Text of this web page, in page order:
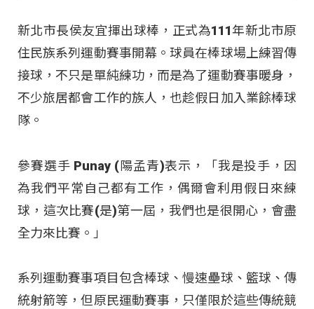
新北市長侯友宜揮出球棒，正式為111年新北市原
住民族系列運動賽事開幕。球員在棒球場上練習傳
接球，不只是單純練功，而是為了運動賽事暖身，
不少旅居都會工作的族人，也趁假日加入業餘棒球
隊。
參賽選手 Punay (陽孟青)表示，「我是投手，因
為我們平常自己都有工作，偶爾會利用假日來練
球，這次比賽(是)第一屆，我們也是很開心，會盡
全力來比賽。」
系列運動賽事項目包含棒球、慢速壘球、籃球、傳
統射箭等，但原民運動賽事，只僅限於這些傳統競